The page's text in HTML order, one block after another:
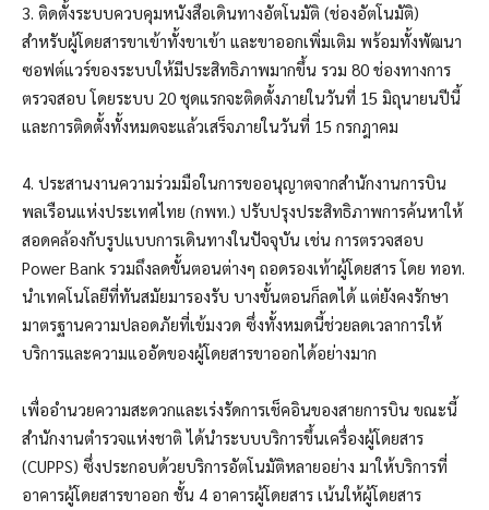
3. ติดตั้งระบบควบคุมหนังสือเดินทางอัตโนมัติ (ช่องอัตโนมัติ)
สำหรับผู้โดยสารขาเข้าทั้งขาเข้า และขาออกเพิ่มเติม พร้อมทั้งพัฒนา
ซอฟต์แวร์ของระบบให้มีประสิทธิภาพมากขึ้น รวม 80 ช่องทางการ
ตรวจสอบ โดยระบบ 20 ชุดแรกจะติดตั้งภายในวันที่ 15 มิถุนายนปีนี้
และการติดตั้งทั้งหมดจะแล้วเสร็จภายในวันที่ 15 กรกฎาคม
4. ประสานงานความร่วมมือในการขออนุญาตจากสำนักงานการบิน
พลเรือนแห่งประเทศไทย (กพท.) ปรับปรุงประสิทธิภาพการค้นหาให้
สอดคล้องกับรูปแบบการเดินทางในปัจจุบัน เช่น การตรวจสอบ
Power Bank รวมถึงลดขั้นตอนต่างๆ ถอดรองเท้าผู้โดยสาร โดย ทอท.
นำเทคโนโลยีที่ทันสมัยมารองรับ บางขั้นตอนก็ลดได้ แต่ยังคงรักษา
มาตรฐานความปลอดภัยที่เข้มงวด ซึ่งทั้งหมดนี้ช่วยลดเวลาการให้
บริการและความแออัดของผู้โดยสารขาออกได้อย่างมาก
เพื่ออำนวยความสะดวกและเร่งรัดการเช็คอินของสายการบิน ขณะนี้
สำนักงานตำรวจแห่งชาติ ได้นำระบบบริการขึ้นเครื่องผู้โดยสาร
(CUPPS) ซึ่งประกอบด้วยบริการอัตโนมัติหลายอย่าง มาให้บริการที่
อาคารผู้โดยสารขาออก ชั้น 4 อาคารผู้โดยสาร เน้นให้ผู้โดยสาร